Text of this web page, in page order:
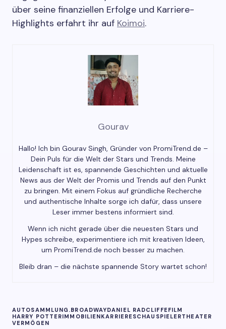
über seine finanziellen Erfolge und Karriere-
Highlights erfahrt ihr auf Koimoi.
Gourav
Hallo! Ich bin Gourav Singh, Gründer von PromiTrend.de –
Dein Puls für die Welt der Stars und Trends. Meine
Leidenschaft ist es, spannende Geschichten und aktuelle
News aus der Welt der Promis und Trends auf den Punkt
zu bringen. Mit einem Fokus auf gründliche Recherche
und authentische Inhalte sorge ich dafür, dass unsere
Leser immer bestens informiert sind.
Wenn ich nicht gerade über die neuesten Stars und
Hypes schreibe, experimentiere ich mit kreativen Ideen,
um PromiTrend.de noch besser zu machen.
Bleib dran – die nächste spannende Story wartet schon!
AUTOSAMMLUNG.BROADWAYDANIEL RADCLIFFEFILM
HARRY POTTERIMMOBILIENKARRIERESCHAUSPIELERTHEATER
VERMÖGEN